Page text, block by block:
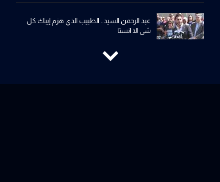
عبد الرحمن السيد.. الطبيب الذي هزم إيباك كل
شي الا انستا